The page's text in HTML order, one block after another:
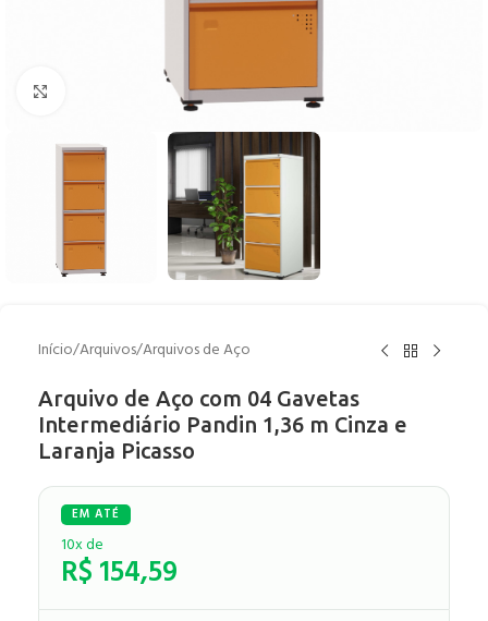
Clique para ampliar
Início/Arquivos/Arquivos de Aço
Arquivo de Aço com 04 Gavetas
Intermediário Pandin 1,36 m Cinza e
Laranja Picasso
10x de
R$154,59